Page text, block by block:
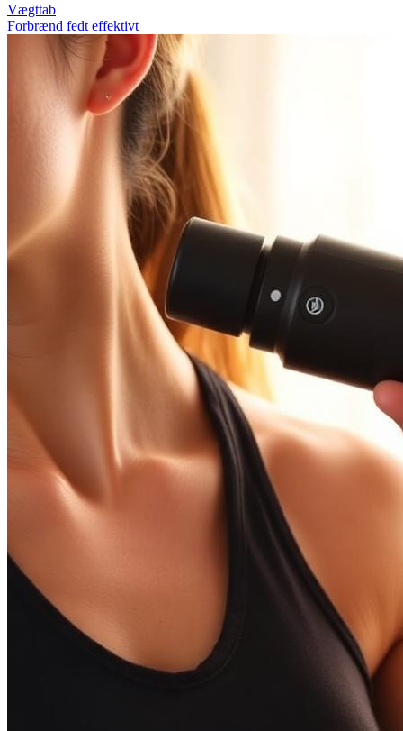
Vægttab
Forbrænd fedt effektivt